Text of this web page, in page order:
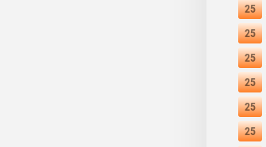
25
25
25
25
25
25